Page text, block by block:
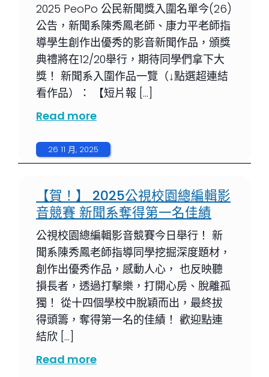
2025 PeoPo 公民新聞獎入圍名單今(26)
公告，新聞系陳秀鳳老師、康力平老師指
導學生創作出優秀的影音新聞作品，頒獎
典禮將在12/20舉行，期待同學們拿下大
獎！ 新聞系入圍作品一覽（↓點選超連結
看作品）： 【短片報 […]
Read more
26 11 月, 2025
【賀！】 2025公視校園總編輯影
音競賽 新聞系奪得第一名佳績
公視校園總編輯影音競賽今日舉行！ 新
聞系陳秀鳳老師指導同學挖掘深度題材，
創作出優秀作品，感動人心， 也反映聽
損長者，透過打擊樂，打開心房、脫離孤
獨！ 從十四個學校中脫穎而出，最終拔
得頭籌，奪得第一名的佳績！ 歡迎點連
結欣 […]
Read more